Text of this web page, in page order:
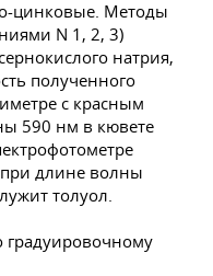
натрия,
полученного
с красным
590 нм в кювете
длине волны
толуол.
градуировочному